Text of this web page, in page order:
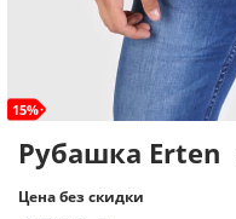
15%
Рубашка Erten
Цена без скидки